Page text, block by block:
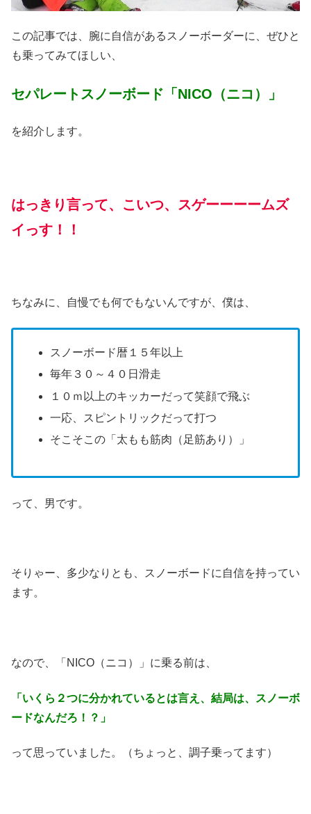
この記事では、腕に自信があるスノーボーダーに、ぜひと
も乗ってみてほしい、
セパレートスノーボード「NICO（ニコ）」
を紹介します。
はっきり言って、こいつ、スゲーーーームズ
イっす！！
ちなみに、自慢でも何でもないんですが、僕は、
スノーボード暦１５年以上
毎年３０～４０日滑走
１０ｍ以上のキッカーだって笑顔で飛ぶ
一応、スピントリックだって打つ
そこそこの「太もも筋肉（足筋あり）」
って、男です。
そりゃー、多少なりとも、スノーボードに自信を持ってい
ます。
なので、「NICO（ニコ）」に乗る前は、
「いくら２つに分かれているとは言え、結局は、スノーボ
ードなんだろ！？」
って思っていました。（ちょっと、調子乗ってます）